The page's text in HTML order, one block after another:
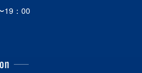
19：00